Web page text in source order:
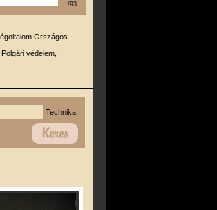
/93
Országos
védelem,
Technika: